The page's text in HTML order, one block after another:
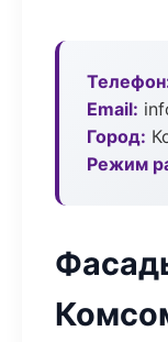
Email:
Город:
Режим